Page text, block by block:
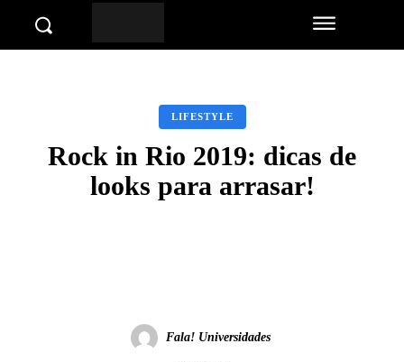
LIFESTYLE
Rock in Rio 2019: dicas de
looks para arrasar!
Fala! Universidades